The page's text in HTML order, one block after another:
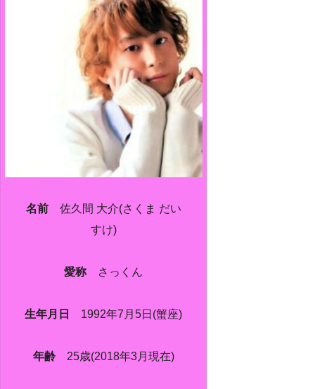
名前 佐久間 大介(さくま だい
すけ)
愛称 さっくん
生年月日 1992年7月5日(蟹座)
年齢 25歳(2018年3月現在)